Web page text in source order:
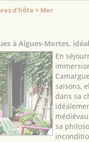
d'hôte > Mer
à Aigues-Mortes,
En
saisons,
dans sa
sa